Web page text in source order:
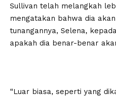
Sullivan telah melangkah
mengatakan bahwa dia
tunangannya, Selena,
apakah dia benar-benar
“Luar biasa, seperti yang